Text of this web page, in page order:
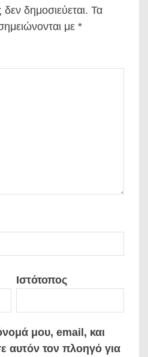
δημοσιεύεται. Τα
με *
Ιστότοπος
μου, email, και
αυτόν τον πλοηγό για